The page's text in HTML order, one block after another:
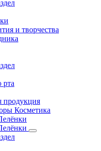
и творчества
рта
продукция
Косметика